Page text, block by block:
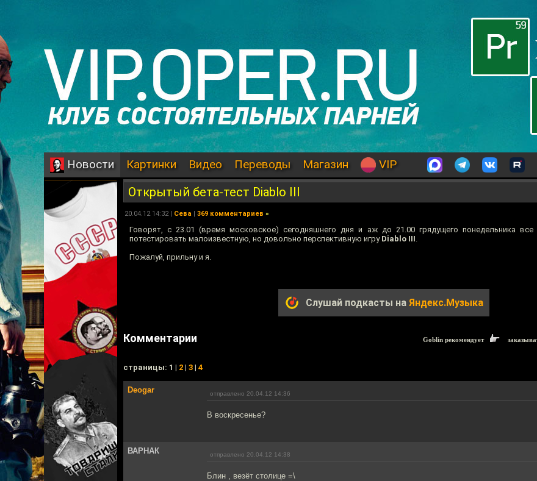
Новости Картинки Видео Переводы Магазин VIP
Открытый бета-тест Diablo III
20.04.12 14:32 | Сева | 369 комментариев »
Говорят, с 23.01 (время московское) сегодняшнего дня и аж до 21.00 грядущего понедельника
потестировать малоизвестную, но довольно перспективную игру Diablo III.
Пожалуй, прильну и я.
Слушай подкасты на Яндекс.Музыка
Комментарии Goblin рекомендует
cтраницы: 1 | 2 | 3 | 4
Deogar отправлено 20.04.12 14:36
В воскресенье?
ВАРНАК отправлено 20.04.12 14:38
Блин , везёт столице =\